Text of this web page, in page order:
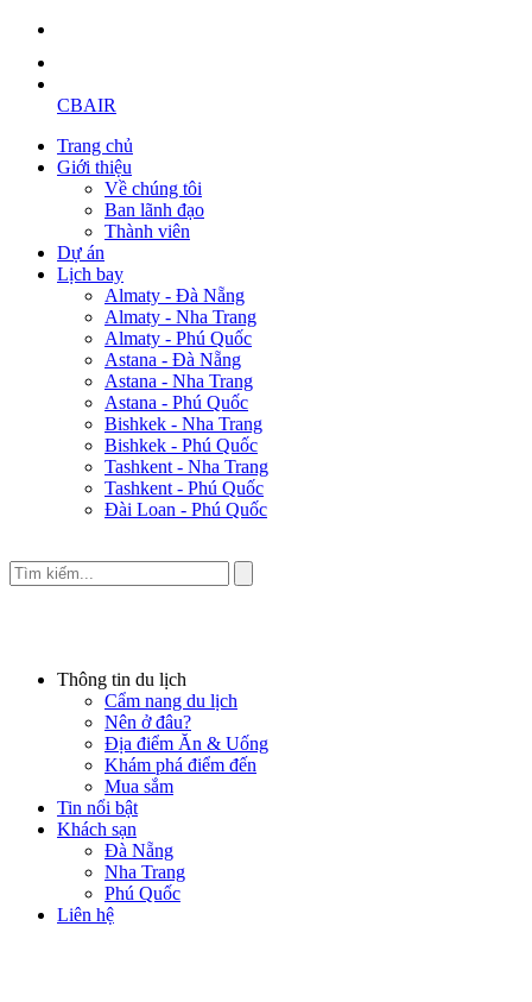
CBAIR
Trang chủ
Giới thiệu
Về chúng tôi
Ban lãnh đạo
Thành viên
Dự án
Lịch bay
Almaty - Đà Nẵng
Almaty - Nha Trang
Almaty - Phú Quốc
Astana - Đà Nẵng
Astana - Nha Trang
Astana - Phú Quốc
Bishkek - Nha Trang
Bishkek - Phú Quốc
Tashkent - Nha Trang
Tashkent - Phú Quốc
Đài Loan - Phú Quốc
Thông tin du lịch
Cẩm nang du lịch
Nên ở đâu?
Địa điểm Ăn & Uống
Khám phá điểm đến
Mua sắm
Tin nổi bật
Khách sạn
Đà Nẵng
Nha Trang
Phú Quốc
Liên hệ